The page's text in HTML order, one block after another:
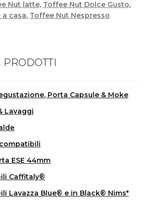
Nut latte, Toffee Nut Dolce Gusto,
casa, Toffee Nut Nespresso
PRODOTTI
Porta Capsule & Moke
Lavaggi
ESE 44mm
Caffitaly®
Lavazza Blue® e in Black® Nims*